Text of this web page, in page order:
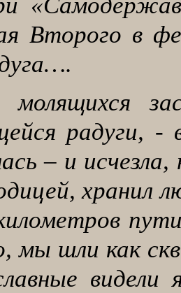
Второго в
радуги,
– и
хранил
мы шли как